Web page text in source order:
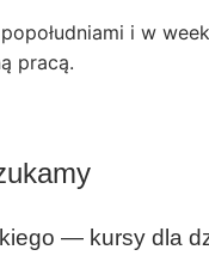
popołudniami i w
pracą.
— kursy dla